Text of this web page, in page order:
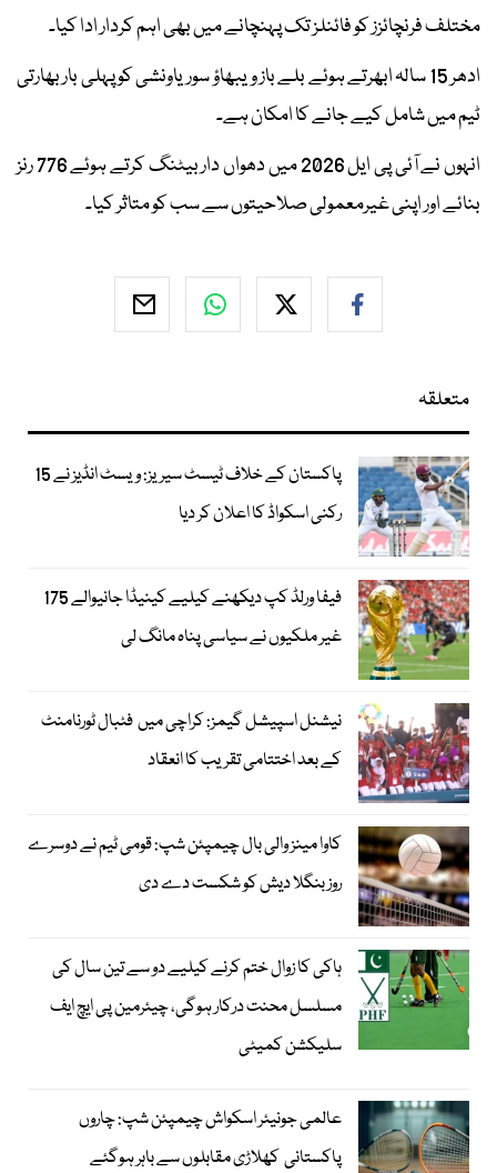
مختلف فرنچائزز کو فائنلز تک پہنچانے میں بھی اہم کردار ادا کیا۔
ادھر 15 سالہ ابھرتے ہوئے بلے باز ویبھاؤ سوریاونشی کو پہلی بار بھارتی
ٹیم میں شامل کیے جانے کا امکان ہے۔
انہوں نے آئی پی ایل 2026 میں دھواں دار بیٹنگ کرتے ہوئے 776 رنز
بنائے اور اپنی غیرمعمولی صلاحیتوں سے سب کو متاثر کیا۔
متعلقہ
پاکستان کے خلاف ٹیسٹ سیریز: ویسٹ انڈیز نے 15
رکنی اسکواڈ کا اعلان کر دیا
فیفا ورلڈ کپ دیکھنے کیلیے کینیڈا جانیوالے 175
غیر ملکیوں نے سیاسی پناہ مانگ لی
نیشنل اسپیشل گیمز: کراچی میں فٹبال ٹورنامنٹ
کے بعد اختتامی تقریب کا انعقاد
کاوا مینز والی بال چیمپئن شپ: قومی ٹیم نے دوسرے
روز بنگلا دیش کو شکست دے دی
ہاکی کا زوال ختم کرنے کیلیے دو سے تین سال کی
مسلسل محنت درکار ہوگی، چیئرمین پی ایچ ایف
سلیکشن کمیٹی
عالمی جونیئر اسکواش چیمپئن شپ: چاروں
پاکستانی کھلاڑی مقابلوں سے باہر ہوگئے